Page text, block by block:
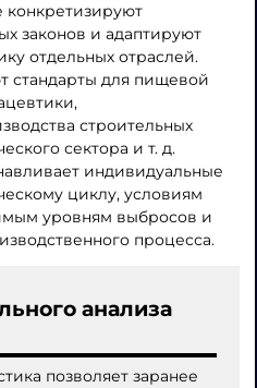
конкретизируют
законов и адаптируют
отдельных отраслей.
стандарты для пищевой
строительных
сектора и т. д.
индивидуальные
циклу, условиям
уровням выбросов и
процесса.
анализа
позволяет заранее